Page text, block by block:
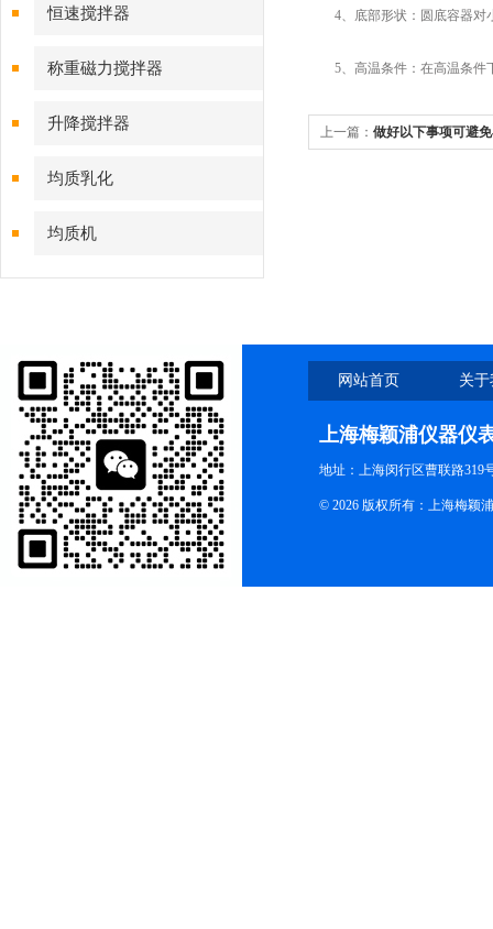
恒速搅拌器
称重磁力搅拌器
升降搅拌器
均质乳化
均质机
4、底部形状：圆底容器对小
5、高温条件：在高温条件
上一篇： 做好以下事项可避
网站首页 关
上海梅颖浦仪器仪
地址：上海闵行区曹联路319
© 2026 版权所有：上海梅颖